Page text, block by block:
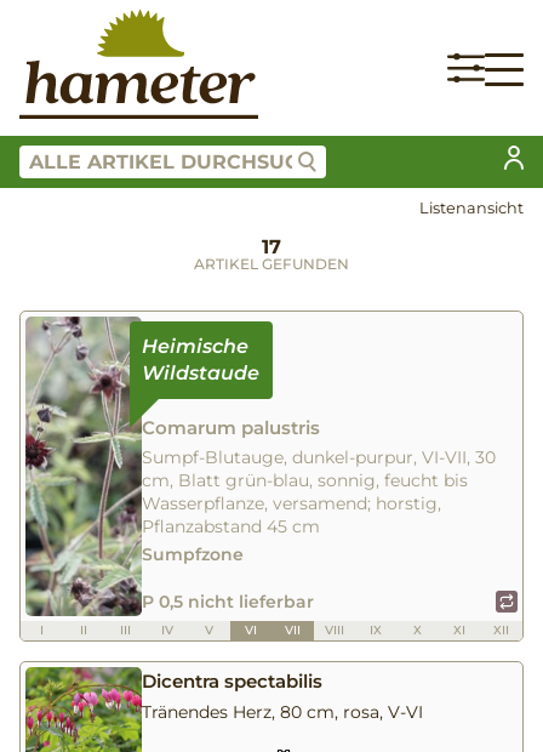
Listenansicht
17
ARTIKEL GEFUNDEN
Comarum palustris
Sumpf-Blutauge, dunkel-purpur, VI-VII, 30
cm, Blatt grün-blau, sonnig, feucht bis
Wasserpflanze, versamend; horstig,
Pflanzabstand 45 cm
Sumpfzone
P 0,5 nicht lieferbar
I II III IV V VI VII VIII IX X XI XII
Dicentra spectabilis
Tränendes Herz, 80 cm, rosa, V-VI